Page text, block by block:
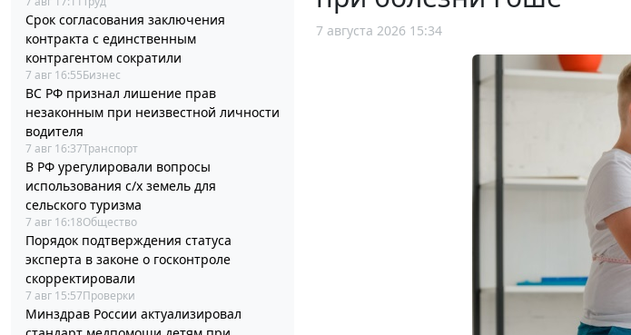
Срок согласования заключения
контракта с единственным
контрагентом сократили
7 авг 16:55Бизнес
ВС РФ признал лишение прав
незаконным при неизвестной личности
водителя
7 авг 16:37Транспорт
В РФ урегулировали вопросы
использования с/х земель для
сельского туризма
7 авг 16:18Общество
Порядок подтверждения статуса
эксперта в законе о госконтроле
скорректировали
7 авг 15:57Проверки
Минздрав России актуализировал
7 августа 2026 15:34